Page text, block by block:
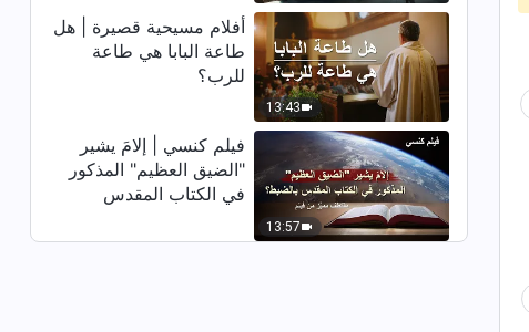
36:04
فيديو شهادة مسيحية | الألم الذي
تجلبه السمعة والمكانة (دبلجة عربية)
28:09
فيديو شهادة مسيحية | حل قيود
القلب (دبلجة عربية)
فيديو شهادة مسيحية | عواقب
13:43
أفلام مسيحية قصيرة | هل
طاعة البابا هي طاعة
للرب؟
13:57
فيلم كنسي | إلامَ يشير
"الضيق العظيم" المذكور
في الكتاب المقدس
من فيلم)